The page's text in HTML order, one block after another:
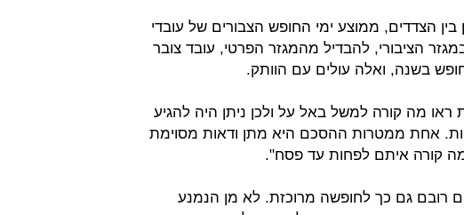
הצדדים, ממוצע ימי החופש הצבורים של עובדי
הציבורי עומד על 30‑35. במגזר הציבורי, להבדיל מהמגזר הפרטי, עובד צובר
ראו מה קורה למשל באל על ולכן ניתן היה להגיע
אחת ממטרות ההסכם היא מתן ודאות מסוימת
מה קורה איתם לפחות עד פסח".
רובם גם כך לחופשה מרוכזת. לא מן הנמנע